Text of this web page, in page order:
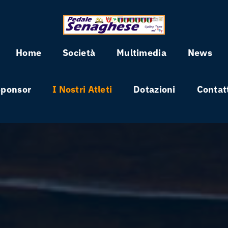
Home Società Multimedia News
I Nostri Atleti Dotazioni